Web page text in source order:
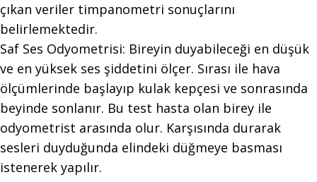
çıkan veriler timpanometri sonuçlarını
belirlemektedir.
Saf Ses Odyometrisi: Bireyin duyabileceği en düşük
ve en yüksek ses şiddetini ölçer. Sırası ile hava
ölçümlerinde başlayıp kulak kepçesi ve sonrasında
beyinde sonlanır. Bu test hasta olan birey ile
odyometrist arasında olur. Karşısında durarak
sesleri duyduğunda elindeki düğmeye basması
istenerek yapılır.